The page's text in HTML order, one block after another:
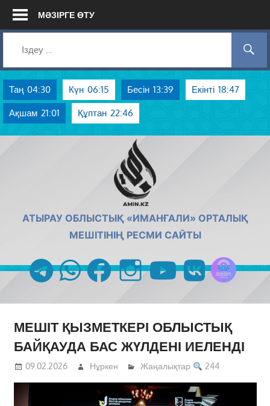
Skip
МӘЗІРГЕ ӨТУ
Таң 04:30 Күн 06:15 Бесін 13:39 Екінті 18:47
Ақшам 21:01 Құптан 22:46
АТЫРАУ ОБЛЫСТЫҚ «ИМАНҒАЛИ» ОРТАЛЫҚ
МЕШІТІНІҢ РЕСМИ САЙТЫ
telegramwhatsappfacebookinstagramyoutubevk
МЕШІТ ҚЫЗМЕТКЕРІ ОБЛЫСТЫҚ
БАЙҚАУДА БАС ЖҮЛДЕНІ ИЕЛЕНДІ
09.02.2026 Нұркен Жаңалықтар 244